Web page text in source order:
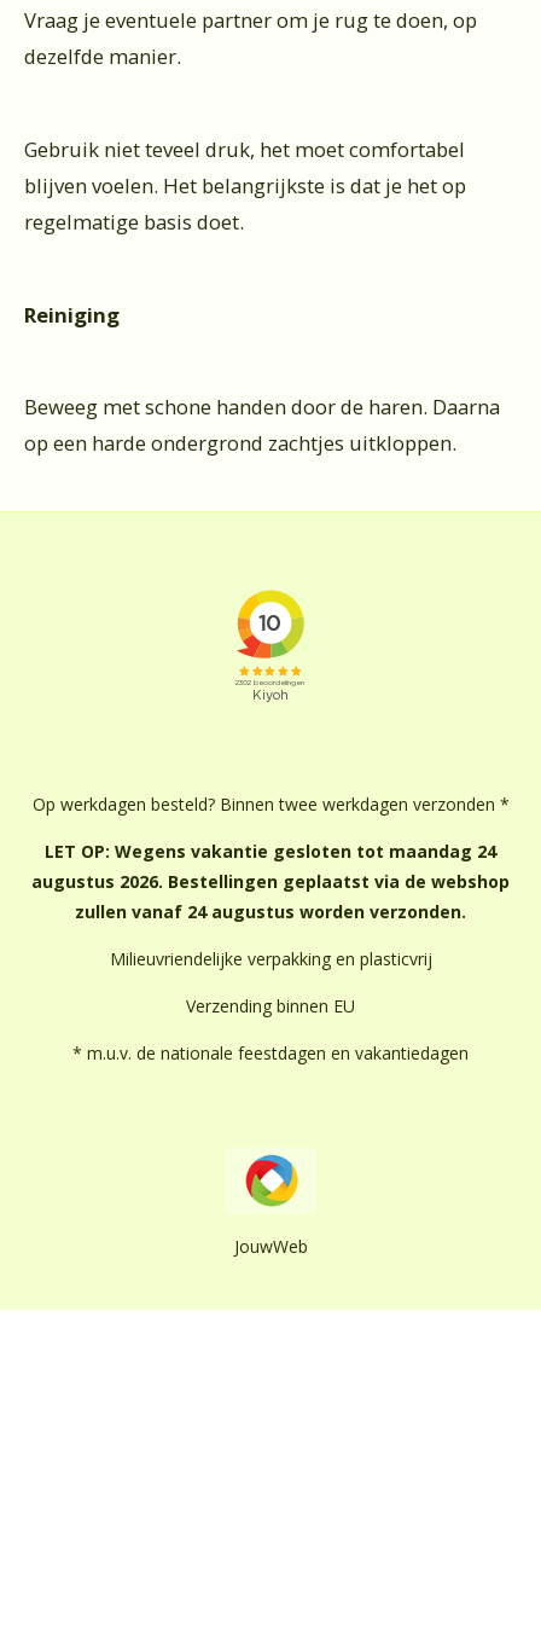
Vraag je eventuele partner om je rug te doen, op
dezelfde manier.
Gebruik niet teveel druk, het moet comfortabel
blijven voelen. Het belangrijkste is dat je het op
regelmatige basis doet.
Reiniging
Beweeg met schone handen door de haren. Daarna
op een harde ondergrond zachtjes uitkloppen.
Op werkdagen besteld? Binnen twee werkdagen verzonden *
LET OP: Wegens vakantie gesloten tot maandag 24
augustus 2026. Bestellingen geplaatst via de webshop
zullen vanaf 24 augustus worden verzonden.
Milieuvriendelijke verpakking en plasticvrij
Verzending binnen EU
* m.u.v. de nationale feestdagen en vakantiedagen
JouwWeb